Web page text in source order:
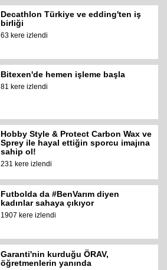
Decathlon Türkiye ve edding'ten iş
birliği
63 kere izlendi
Bitexen'de hemen işleme başla
81 kere izlendi
Hobby Style & Protect Carbon Wax ve
Sprey ile hayal ettiğin sporcu imajına
sahip ol!
231 kere izlendi
Futbolda da #BenVarım diyen
kadınlar sahaya çıkıyor
1907 kere izlendi
Garanti'nin kurduğu ÖRAV,
öğretmenlerin yanında